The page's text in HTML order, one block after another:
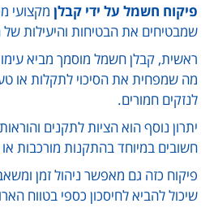
פיקוח חשמל על ידי קבלןמקצועי
שמבטיחים את הבטיחות והיעילות
ראשית, קבלן חשמל מוסמך מביא עימו
מה שמפחית את הסיכוי לתקלות או
לנזקים חמורים.
יתרון נוסף הוא הציות לתקנים
חשובים במיוחד בהתקנות מורכבות או
פיקוח כזה גם מאפשר ניהול זמן
שיכול להביא לחיסכון כספי בטווח